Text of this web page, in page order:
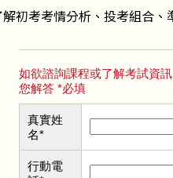
初考考情分析、投考組合